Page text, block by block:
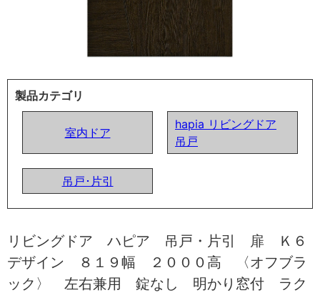
製品カテゴリ
室内ドア
hapia リビングドア
吊戸
吊戸･片引
リビングドア ハピア 吊戸・片引 扉 Ｋ６
デザイン ８１９幅 ２０００高 〈オフブラ
ック〉 左右兼用 錠なし 明かり窓付 ラク